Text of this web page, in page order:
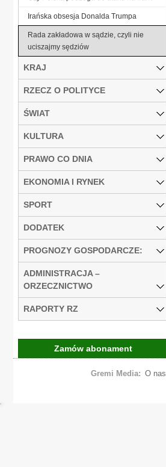
Irańska obsesja Donalda Trumpa
Rada zakładowa w sądzie, czyli nie
uciszajmy sędziów
KRAJ
RZECZ O POLITYCE
ŚWIAT
KULTURA
PRAWO CO DNIA
EKONOMIA I RYNEK
SPORT
DODATEK
PROGNOZY GOSPODARCZE:
ADMINISTRACJA –
ORZECZNICTWO
RAPORTY RZ
Zamów abonament
Gremi Media: O nas